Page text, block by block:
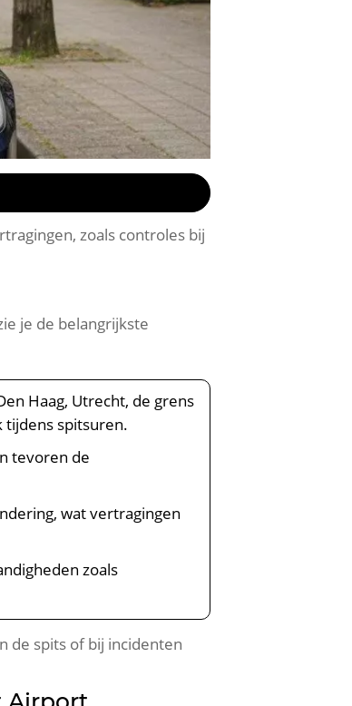
zoals controles bij
je de belangrijkste
Haag, Utrecht, de grens
tijdens spitsuren.
tevoren de
wat vertragingen
zoals
de spits of bij incidenten